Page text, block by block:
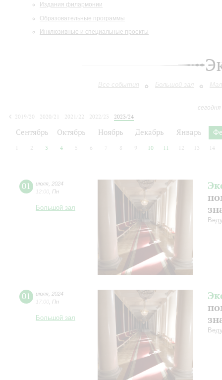
Издания филармонии
Образовательные программы
Инклюзивные и специальные проекты
Все события Большой зал
2019/20
2020/21 2021/22 2022/23
2023/24
Сентябрь Октябрь Ноябрь Декабрь Январь
2 3 4 5 6 7 8 9 10 11 12 13 14
01 июля 2024
12:00 Пн
Большой зал
01 июля 2024
17:00 Пн
Большой зал